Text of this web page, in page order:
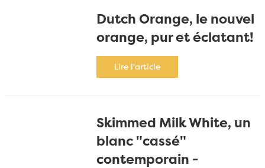
Dutch Orange, le nouvel
orange, pur et éclatant!
Lire l'article
Skimmed Milk White, un
blanc "cassé"
contemporain -